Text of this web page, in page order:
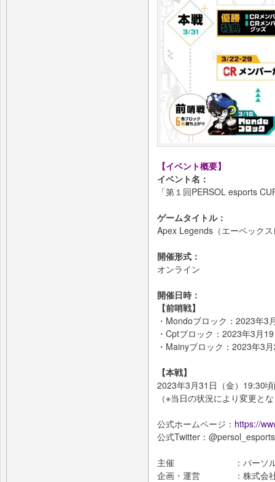
【イベント概要】
イベント名：
「第１回PERSOL esports
ゲームタイトル：
Apex Legends（エーペック
開催形式：
オンライン
開催日時：
【前哨戦】
・Mondoブロック：2023年
・Cptブロック：2023年3月
・Mainyブロック：2023年3
【本戦】
2023年3月31日（金）19:30
（※当日の状況により変更と
公式ホームページ： https://
公式Twitter：@persol_esports
主催 ：パーソルホー
企画・運営 ：株式会社